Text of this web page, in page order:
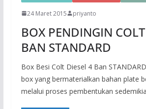
24 Maret 2015 priyanto
BOX PENDINGIN
BAN STANDARD
Box Besi Colt Diesel 4 Ban
box yang bermaterialkan bahan plate
melalui proses pembentukan